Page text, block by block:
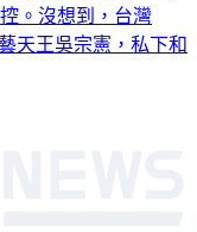
。沒想到，台灣
天王吳宗憲，私下和